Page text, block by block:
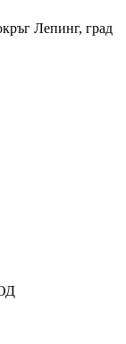
Лепинг, град